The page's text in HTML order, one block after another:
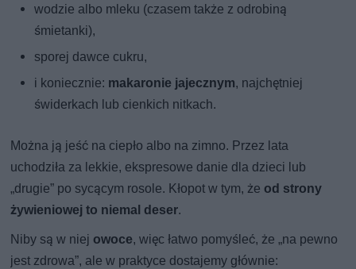
wodzie albo mleku (czasem także z odrobiną
śmietanki),
sporej dawce cukru,
i koniecznie: makaronie jajecznym, najchętniej
świderkach lub cienkich nitkach.
Można ją jeść na ciepło albo na zimno. Przez lata
uchodziła za lekkie, ekspresowe danie dla dzieci lub
„drugie” po sycącym rosole. Kłopot w tym, że od strony
żywieniowej to niemal deser.
Niby są w niej owoce, więc łatwo pomyśleć, że „na pewno
jest zdrowa”, ale w praktyce dostajemy głównie: